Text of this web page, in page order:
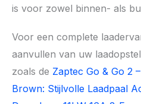
is voor zowel binnen- als
Voor een complete
aanvullen van uw
zoals de Zaptec Go & Go 2
Brown: Stijlvolle Laadpaal